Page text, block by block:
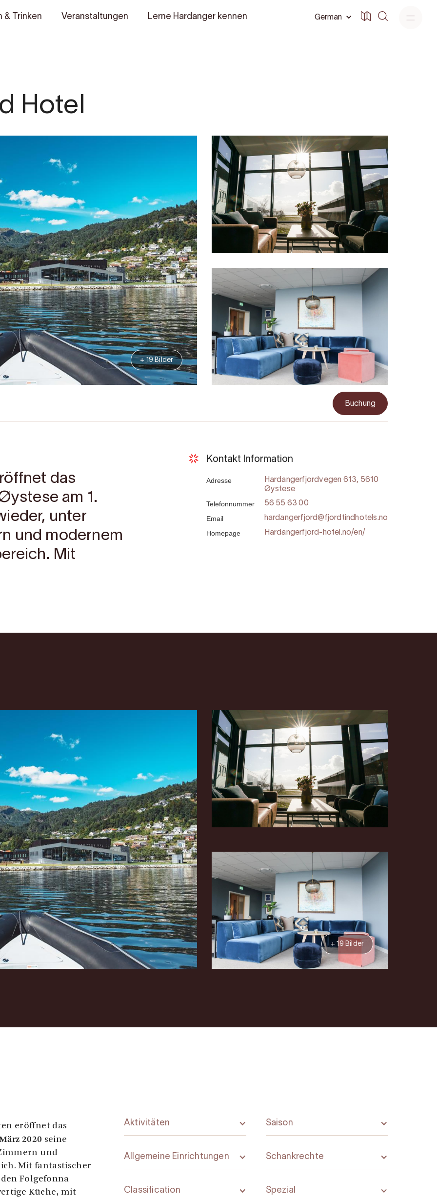
German
& Trinken Veranstaltungen Lerne Hardanger kennen
Hotel
+ 19 Bilder
Buchung
das
am 1.
unter
und modernem
Mit
Kontakt Information
Adresse
Hardangerfjordvegen 613, 5610
Øystese
Telefonnummer 56 55 63 00
Email hardangerfjord@fjordtindhotels.no
Homepage Hardangerfjord-hotel.no/en/
+ 19 Bilder
eröffnet das
2020 seine
und
Mit fantastischer
Folgefonna
Küche, mit
Aktivitäten
Allgemeine Einrichtungen
Classification
Saison
Schankrechte
Spezial